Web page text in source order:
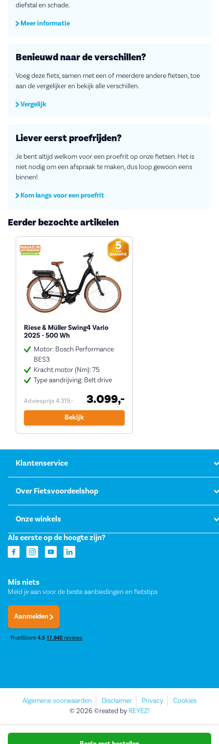
diefstal en schade.
Meer informatie
Benieuwd naar de verschillen?
Voeg deze fiets, samen met een of meerdere andere fietsen, toe
aan de vergelijker en bekijk alle verschillen.
Vergelijk
Liever eerst proefrijden?
Je bent altijd welkom voor een proefrit op onze fietsen. Het is
niet nodig om een afspraak te maken, dus loop gewoon eens
binnen!
Kom langs voor een proefrit
Eerder bezochte artikelen
Riese & Müller Swing4 Vario
2025 - 500 Wh
Motor: Bosch Performance
BES3
Kracht motor (Nm): 75
Type aandrijving: Belt drive
Adviesprijs 4.319,- 3.099,-
Bekijk
Klantenservice
Over Fietsvoordeelshop
Onze winkels
Als eerste op de hoogte zijn?
Mis niets
Meld je aan voor de beste aanbiedingen en fietstips
Aanmelden
Algemene voorwaarden Disclaimer Privacy
Cookies
© 2026 ©reated by REYEZ!